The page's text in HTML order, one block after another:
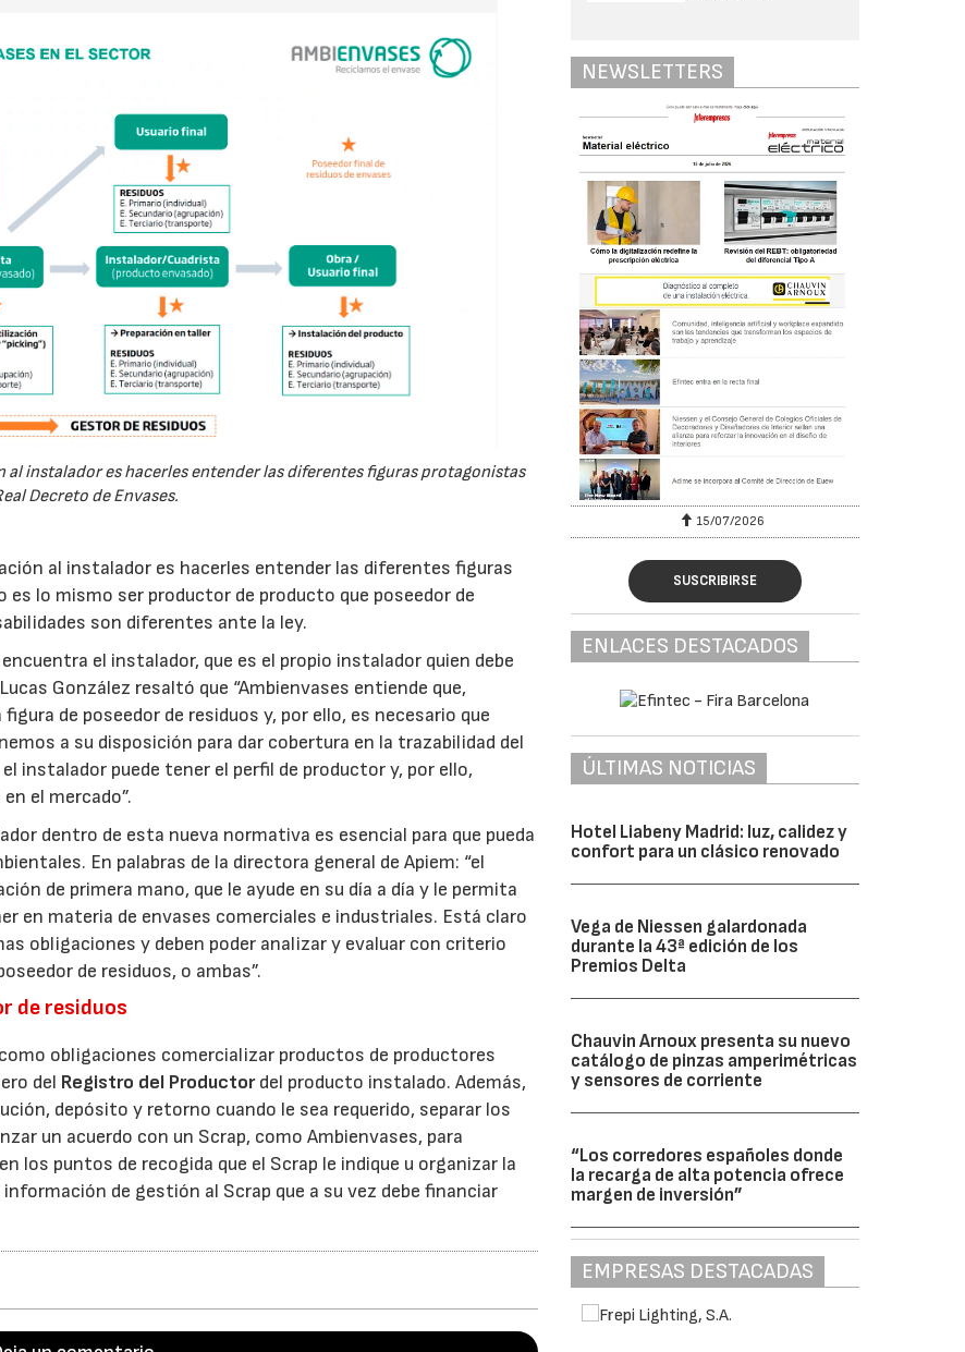
instalador es hacerles entender las diferentes figuras protagonistas
Decreto de Envases.
al instalador es hacerles entender las diferentes figuras
es lo mismo ser productor de producto que poseedor de
son diferentes ante la ley.
el instalador, que es el propio instalador quien debe
González resaltó que “Ambienvases entiende que,
de poseedor de residuos y, por ello, es necesario que
a su disposición para dar cobertura en la trazabilidad del
instalador puede tener el perfil de productor y, por ello,
el mercado”.
dentro de esta nueva normativa es esencial para que pueda
En palabras de la directora general de Apiem: “el
de primera mano, que le ayude en su día a día y le permita
en materia de envases comerciales e industriales. Está claro
obligaciones y deben poder analizar y evaluar con criterio
de residuos, o ambas”.
de residuos
obligaciones comercializar productos de productores
del Registro del Productordel producto instalado. Además,
depósito y retorno cuando le sea requerido, separar los
un acuerdo con un Scrap, como Ambienvases, para
los puntos de recogida que el Scrap le indique u organizar la
de gestión al Scrap que a su vez debe financiar
NEWSLETTERS
15/07/2026
SUSCRIBIRSE
ENLACES DESTACADOS
ÚLTIMAS NOTICIAS
Hotel Liabeny Madrid: luz, calidez y
confort para un clásico renovado
Vega de Niessen galardonada
durante la 43ª edición de los
Premios Delta
Chauvin Arnoux presenta su nuevo
catálogo de pinzas amperimétricas
y sensores de corriente
“Los corredores españoles donde
la recarga de alta potencia ofrece
margen de inversión”
EMPRESAS DESTACADAS